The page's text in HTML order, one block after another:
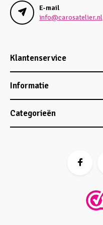
E-mail
info@carosatelier.nl
Klantenservice
Informatie
Categorieën